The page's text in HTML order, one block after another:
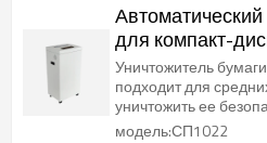
для компакт-
использования
Уничтожитель
подходит для
уничтожить ее
бесшумным способом.
модель:СП1022